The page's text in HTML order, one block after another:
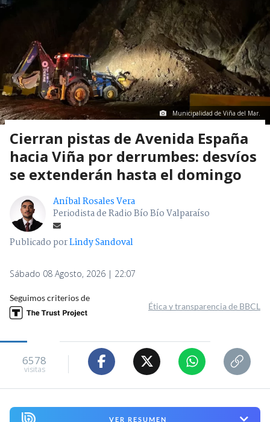
Municipalidad de Viña del Mar.
Cierran pistas de Avenida España
hacia Viña por derrumbes: desvíos
se extenderán hasta el domingo
Aníbal Rosales Vera
Periodista de Radio Bío Bío Valparaíso
Publicado porLindy Sandoval
Sábado 08 Agosto, 2026 | 22:07
Seguimos criterios de
Ética y transparencia de BBCL
6578
visitas
VER RESUMEN